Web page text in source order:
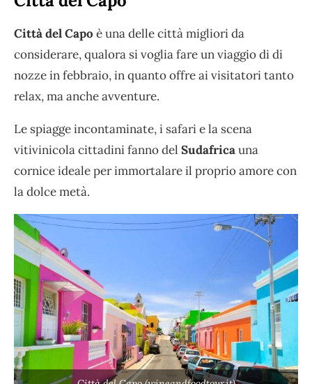
Città del Capo è una delle città migliori da
considerare, qualora si voglia fare un viaggio di di
nozze in febbraio, in quanto offre ai visitatori tanto
relax, ma anche avventure.
Le spiagge incontaminate, i safari e la scena
vitivinicola cittadini fanno del Sudafricauna
cornice ideale per immortalare il proprio amore con
la dolce metà.